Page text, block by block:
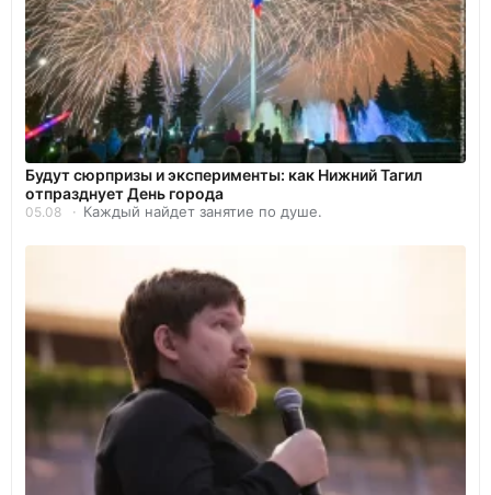
Будут сюрпризы и эксперименты: как Нижний Тагил
отпразднует День города
05.08 Каждый найдет занятие по душе.